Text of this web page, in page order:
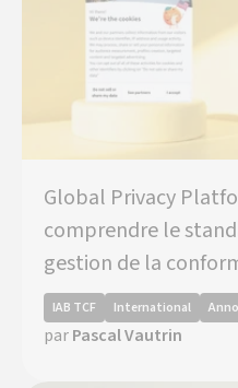
Global Privacy
comprendre le
gestion de la
IAB TCF International
parPascal Vautrin